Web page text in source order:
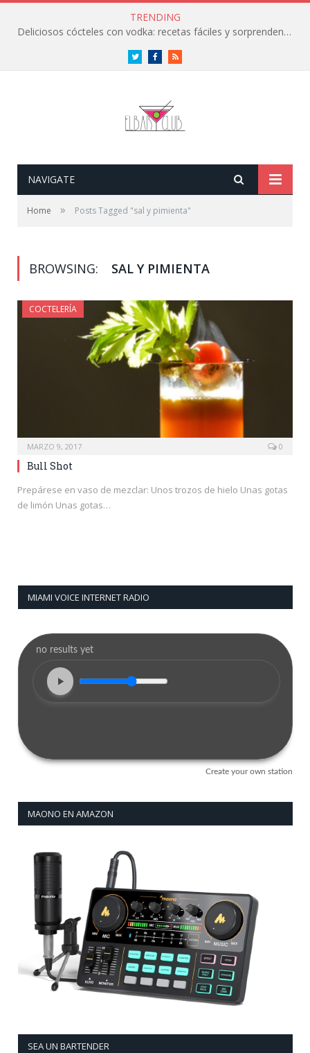
TRENDING
Deliciosos cócteles con vodka: recetas fáciles y sorprendentes
TwitterFacebookRSS
NAVIGATE
Home » Posts Tagged "sal y pimienta"
BROWSING: SAL Y PIMIENTA
COCTELERÍA
MARZO 9, 2017 0
Bull Shot
Prepárese en vaso de mezclar: Unos trozos de hielo Unas gotas
de limón Unas gotas…
MIAMI VOICE INTERNET RADIO
MAONO EN AMAZON
SEA UN BARTENDER